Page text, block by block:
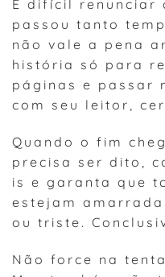
É difícil renunciar
passou tanto
não vale a pena
história só para
páginas e passar
com seu leitor,
Quando o fim
precisa ser dito,
is e garanta que
estejam
ou triste.
Não force na